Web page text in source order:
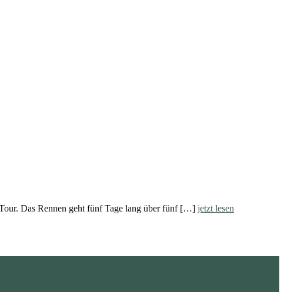
Das Rennen geht fünf Tage lang über fünf […] jetzt lesen